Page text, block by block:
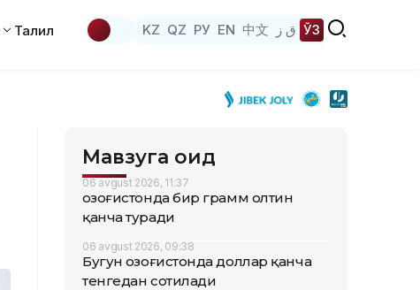
Таҳлил KZ QZ РУ EN 中文 ق ز ЎЗ
Мавзуга оид
06 avgust 2026, 11:37
Қозоғистонда бир грамм олтин
қанча туради
06 avgust 2026, 09:38
Бугун Қозоғистонда доллар қанча
тенгедан сотилади